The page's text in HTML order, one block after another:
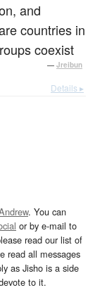
and
countries in
coexist
— Jreibun
Details ▸
. You can
or by e-mail to
read our list of
read all messages
as Jisho is a side
to it.